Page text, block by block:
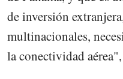
de inversión
multinacionales,
la conectividad